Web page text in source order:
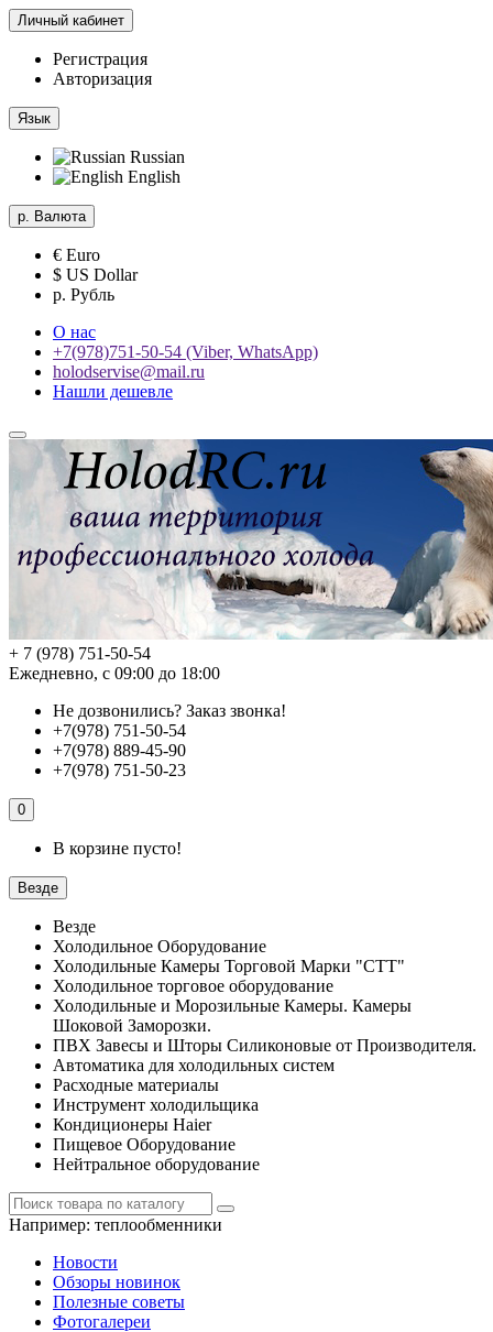
Личный кабинет
Регистрация
Авторизация
Язык
Russian
English
р. Валюта
€ Euro
$ US Dollar
р. Рубль
О нас
+7(978)751-50-54 (Viber, WhatsApp)
holodservise@mail.ru
Нашли дешевле
+ 7 (978) 751-50-54
Ежедневно, с 09:00 до 18:00
Не дозвонились? Заказ звонка!
+7(978) 751-50-54
+7(978) 889-45-90
+7(978) 751-50-23
0
В корзине пусто!
Везде
Везде
Холодильное Оборудование
Холодильные Камеры Торговой Марки "СТТ"
Холодильное торговое оборудование
Холодильные и Морозильные Камеры. Камеры
Шоковой Заморозки.
ПВХ Завесы и Шторы Силиконовые от Производителя.
Автоматика для холодильных систем
Расходные материалы
Инструмент холодильщика
Кондиционеры Haier
Пищевое Оборудование
Нейтральное оборудование
Например: теплообменники
Новости
Обзоры новинок
Полезные советы
Фотогалереи